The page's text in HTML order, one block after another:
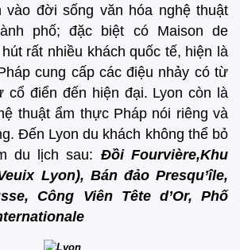
vào đời sống văn hóa nghệ thuật
phố; đặc biệt có Maison de
rất nhiều khách quốc tế, hiện là
cung cấp các điệu nhảy có từ
cổ điển đến hiện đại. Lyon còn là
thuật ẩm thực Pháp nói riêng và
Đến Lyon du khách không thể bỏ
du lịch sau: Đồi Fourvière,Khu
Lyon), Bán đảo Presqu’île,
Công Viên Tête d’Or,Phố